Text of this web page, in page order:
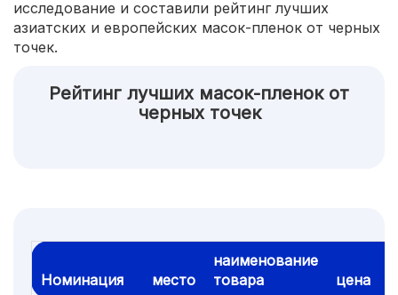
исследование и составили рейтинг лучших
азиатских и европейских масок-пленок от черных
точек.
Рейтинг лучших масок-пленок от
черных точек
Номинация место
наименование
товара
цена